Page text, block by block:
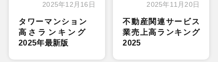
2025年12月16日
タワーマンション
高さランキング
2025年最新版
2025年11月20日
不動産関連サービス
業売上高ランキング
2025